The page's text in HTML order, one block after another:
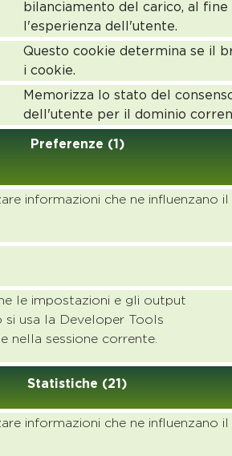
bilanciamento del carico, al
l'esperienza dell'utente.
Questo cookie determina se il
i cookie.
Memorizza lo stato del
dell'utente per il dominio
Preferenze (1)
informazioni che ne
le impostazioni e gli output
si usa la Developer Tools
nella sessione corrente.
Statistiche (21)
informazioni che ne